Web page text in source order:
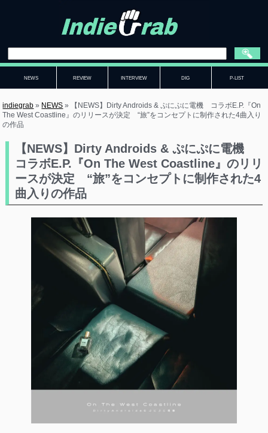
NEWS REVIEW INTERVIEW DIG P-LIST
indiegrab » NEWS »
【NEWS】Dirty Androids & ぷにぷに電機 コラボE.P.『On
The West Coastline』のリリースが決定 “旅”をコンセプトに制作された4曲入り
の作品
【NEWS】Dirty Androids & ぷにぷに電機
コラボE.P.『On The West Coastline』のリリ
ースが決定 “旅”をコンセプトに制作された4
曲入りの作品